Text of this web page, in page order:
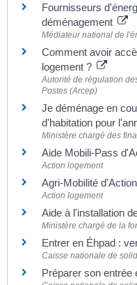
Fournisseurs
déménagement
Médiateur national de
Comment avoir
logement ?
Autorité de régulation
Postes (Arcep)
Je déménage en
d'habitation pour
Ministère chargé des
Aide Mobili-Pass
Action logement
Agri-Mobilité
Action logement
Aide à l'installation
Ministère chargé de la
Entrer en Éhpad :
Caisse nationale de
Préparer son entrée